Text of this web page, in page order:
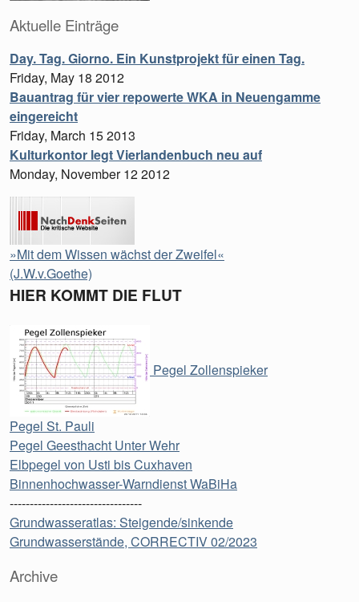
Aktuelle Einträge
Day. Tag. Giorno. Ein Kunstprojekt für einen Tag.
Friday, May 18 2012
Bauantrag für vier repowerte WKA in Neuengamme
eingereicht
Friday, March 15 2013
Kulturkontor legt Vierlandenbuch neu auf
Monday, November 12 2012
»Mit dem Wissen wächst der Zweifel«
(J.W.v.Goethe)
HIER KOMMT DIE FLUT
Pegel Zollenspieker
Pegel St. Pauli
Pegel Geesthacht Unter Wehr
Elbpegel von Usti bis Cuxhaven
Binnenhochwasser-Warndienst WaBiHa
---------------------------------
Grundwasseratlas: Steigende/sinkende
Grundwasserstände, CORRECTIV 02/2023
Archive